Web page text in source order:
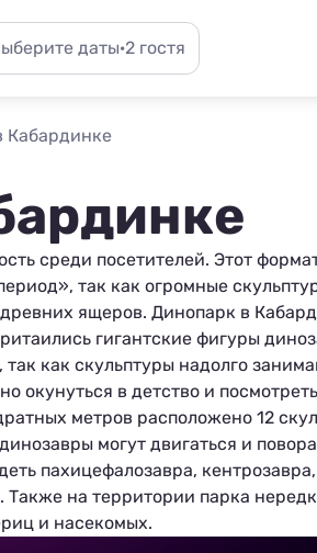
даты·2 гостя
Кабардинке
среди посетителей. Этот
так как огромные
ящеров. Динопарк в
гигантские фигуры
как скульптуры надолго
окунуться в детство и
метров расположено 12
могут двигаться и
пахицефалозавра,
на территории парка
и насекомых.